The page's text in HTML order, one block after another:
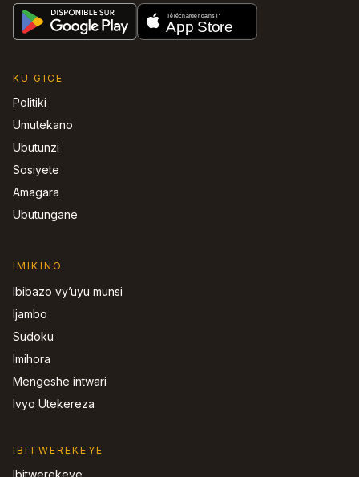
KU GICE
Politiki
Umutekano
Ubutunzi
Sosiyete
Amagara
Ubutungane
IMIKINO
Ibibazo vy’uyu munsi
Ijambo
Sudoku
Imihora
Mengeshe intwari
Ivyo Utekereza
IBITWEREKEYE
Ibitwerekeye